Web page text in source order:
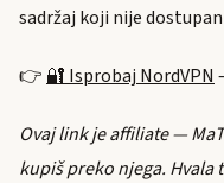
sadržaj koji nije
👉 🔐 Isprobaj NordVPN
Ovaj link je affiliate —
kupiš preko njega. Hvala